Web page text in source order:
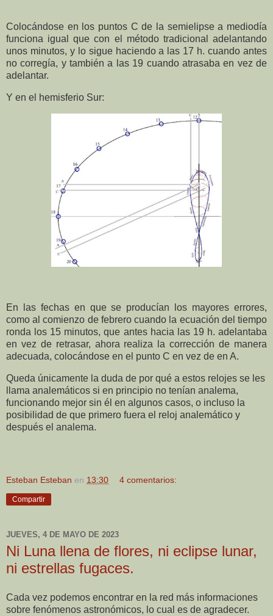
Colocándose en los puntos C de la semielipse a mediodía
funciona igual que con el método tradicional adelantando
unos minutos, y lo sigue haciendo a las 17 h. cuando antes
no corregía, y también a las 19 cuando atrasaba en vez de
adelantar.
Y en el hemisferio Sur:
En las fechas en que se producían los mayores errores,
como al comienzo de febrero cuando la ecuación del tiempo
ronda los 15 minutos, que antes hacia las 19 h. adelantaba
en vez de retrasar, ahora realiza la corrección de manera
adecuada, colocándose en el punto C en vez de en A.
Queda únicamente la duda de por qué a estos relojes se les
llama analemáticos si en principio no tenían analema,
funcionando mejor sin él en algunos casos, o incluso la
posibilidad de que primero fuera el reloj analemático y
después el analema.
Esteban Esteban en 13:30 4 comentarios:
Compartir
JUEVES, 4 DE MAYO DE 2023
Ni Luna llena de flores, ni eclipse lunar,
ni estrellas fugaces.
Cada vez podemos encontrar en la red más informaciones
sobre fenómenos astronómicos, lo cual es de agradecer.